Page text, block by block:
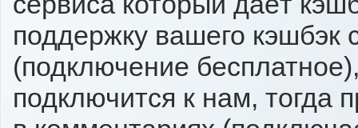
поддержку вашего кэшбэк
(подключение
подключится к нам, тогда